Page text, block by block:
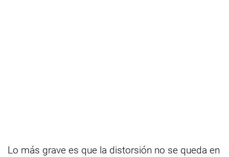
Lo más grave es que la distorsión no se queda en